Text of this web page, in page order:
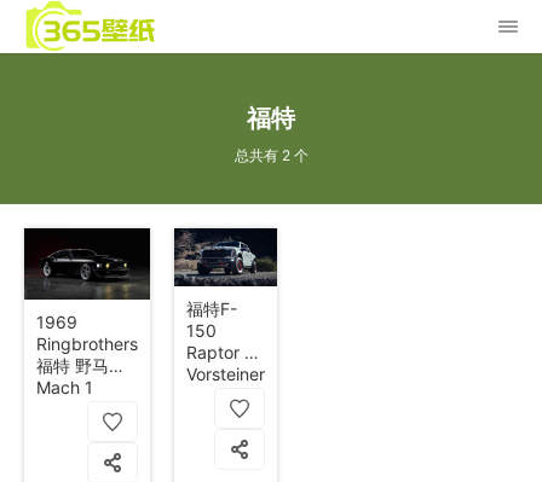
福特
总共有 2 个
1969
Ringbrothers
福特 野马
Mach 1
Kingpin 5k
福特F-
150
Raptor R
Vorsteiner
越野皮卡
浅灰色 8k